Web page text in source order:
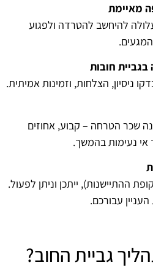
להיחשב להטרדה ולפגוע
ניסיון, הצלחות, וזמינות אמיתית.
שכר הטרחה – קבוע, אחוזים
אי נעימות בהמשך.
7 שנים (תקופת ההתיישנות), ייתכן וניתן לפעול.
עבורכם.
גביית החוב?